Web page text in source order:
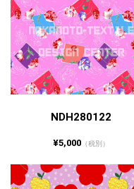
NDH280122
¥5,000 （税別）